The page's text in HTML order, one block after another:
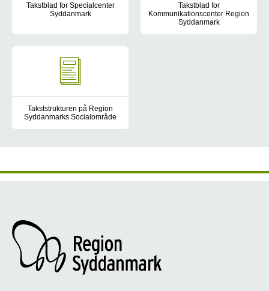
Takstblad for Specialcenter
Syddanmark
Her finder du taksterne for Specialcenter Syddanmark.
Takstblad for
Kommunikationscenter Region
Syddanmark
Takststrukturen på Region
Syddanmarks Socialområde